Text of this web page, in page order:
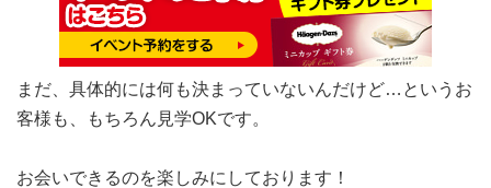
まだ、具体的には何も決まっていないんだけど…というお
客様も、もちろん見学OKです。
お会いできるのを楽しみにしております！